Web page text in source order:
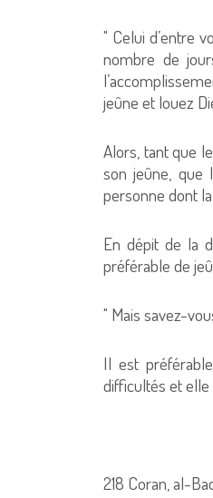
" Celui d’entre
nombre de
jeûne et louez
Alors, tant que
son jeûne, que
personne dont
En dépit de la
préférable de
" Mais savez-
Il est
difficultés et
218 Coran, al-